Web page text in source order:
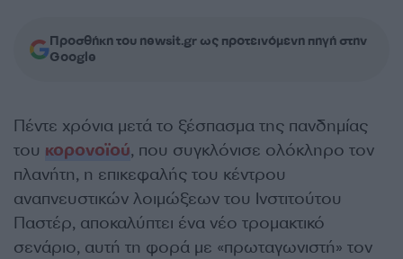
Προσθήκη του newsit.gr ως προτεινόμενη πηγή στην
Google
Πέντε χρόνια μετά το ξέσπασμα της πανδημίας
του κορονοϊού, που συγκλόνισε ολόκληρο τον
πλανήτη, η επικεφαλής του κέντρου
αναπνευστικών λοιμώξεων του Ινστιτούτου
Παστέρ, αποκαλύπτει ένα νέο τρομακτικό
σενάριο, αυτή τη φορά με «πρωταγωνιστή» τον